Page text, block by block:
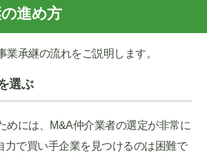
進め方
業承継の流れをご説明します。
選ぶ
めには、M&A仲介業者の選定が非常に
力で買い手企業を見つけるのは困難で